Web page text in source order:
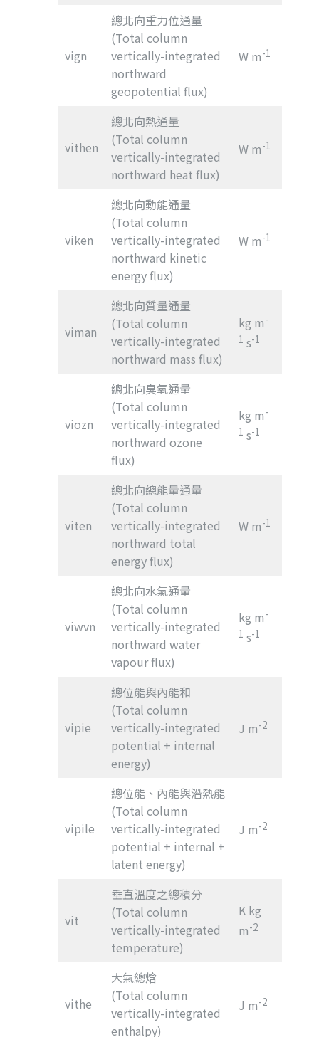
vign
總北向重力位通量
(Total column
vertically-integrated
northward
geopotential flux)
W m-1
vithen
總北向熱通量
(Total column
vertically-integrated
northward heat flux)
W m-1
viken
總北向動能通量
(Total column
vertically-integrated
northward kinetic
energy flux)
W m-1
viman
總北向質量通量
(Total column
vertically-integrated
northward mass flux)
kg m-
1 s-1
viozn
總北向臭氧通量
(Total column
vertically-integrated
northward ozone
flux)
kg m-
1 s-1
viten
總北向總能量通量
(Total column
vertically-integrated
northward total
energy flux)
W m-1
viwvn
總北向水氣通量
(Total column
vertically-integrated
northward water
vapour flux)
kg m-
1 s-1
vipie
總位能與內能和
(Total column
vertically-integrated
potential + internal
energy)
J m-2
vipile
總位能、內能與潛熱能
(Total column
vertically-integrated
potential + internal +
latent energy)
J m-2
vit
垂直溫度之總積分
(Total column
vertically-integrated
temperature)
K kg
m-2
vithe
大氣總焓
(Total column
vertically-integrated
enthalpy)
J m-2